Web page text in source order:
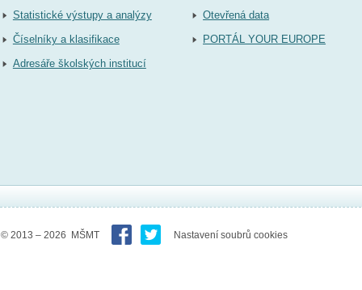
Statistické výstupy a analýzy
Číselníky a klasifikace
Adresáře školských institucí
Otevřená data
PORTÁL YOUR EUROPE
© 2013 – 2026 MŠMT Nastavení soubrů cookies